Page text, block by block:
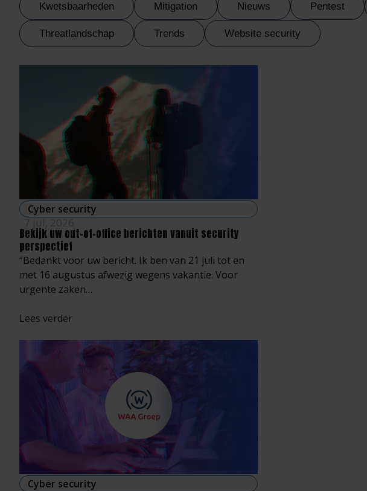
Kwetsbaarheden Mitigation Nieuws Pentest
Threatlandschap Trends Website security
Cyber security
Bekijk uw out-of-office berichten vanuit security
perspectief
“Bedankt voor uw bericht. Ik ben van 21 juli tot en
met 16 augustus afwezig wegens vakantie. Voor
urgente zaken…
Lees verder
Cyber security